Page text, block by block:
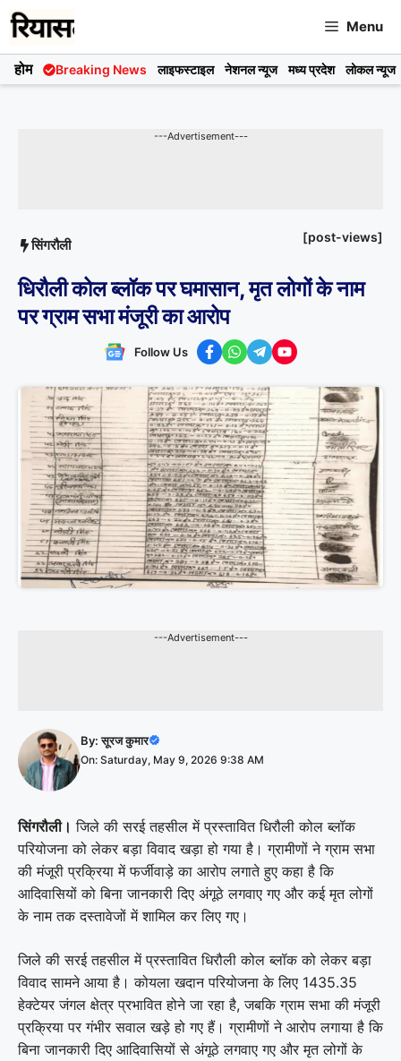
Skip
to
content
Menu
होम Breaking News लाइफस्टाइल नेशनल न्यूज मध्य प्रदेश लोकल न्यूज
---Advertisement---
सिंगरौली [post-views]
धिरौली कोल ब्लॉक पर घमासान, मृत लोगों के नाम
पर ग्राम सभा मंजूरी का आरोप
Follow Us
---Advertisement---
By:सूरज कुमार
On: Saturday, May 9, 2026 9:38 AM
सिंगरौली। जिले की सरई तहसील में प्रस्तावित धिरौली कोल ब्लॉक
परियोजना को लेकर बड़ा विवाद खड़ा हो गया है। ग्रामीणों ने ग्राम सभा
की मंजूरी प्रक्रिया में फर्जीवाड़े का आरोप लगाते हुए कहा है कि
आदिवासियों को बिना जानकारी दिए अंगूठे लगवाए गए और कई मृत लोगों
के नाम तक दस्तावेजों में शामिल कर लिए गए।
जिले की सरई तहसील में प्रस्तावित धिरौली कोल ब्लॉक को लेकर बड़ा
विवाद सामने आया है। कोयला खदान परियोजना के लिए 1435.35
हेक्टेयर जंगल क्षेत्र प्रभावित होने जा रहा है, जबकि ग्राम सभा की मंजूरी
प्रक्रिया पर गंभीर सवाल खड़े हो गए हैं। ग्रामीणों ने आरोप लगाया है कि
बिना जानकारी दिए आदिवासियों से अंगूठे लगवाए गए और मृत लोगों के